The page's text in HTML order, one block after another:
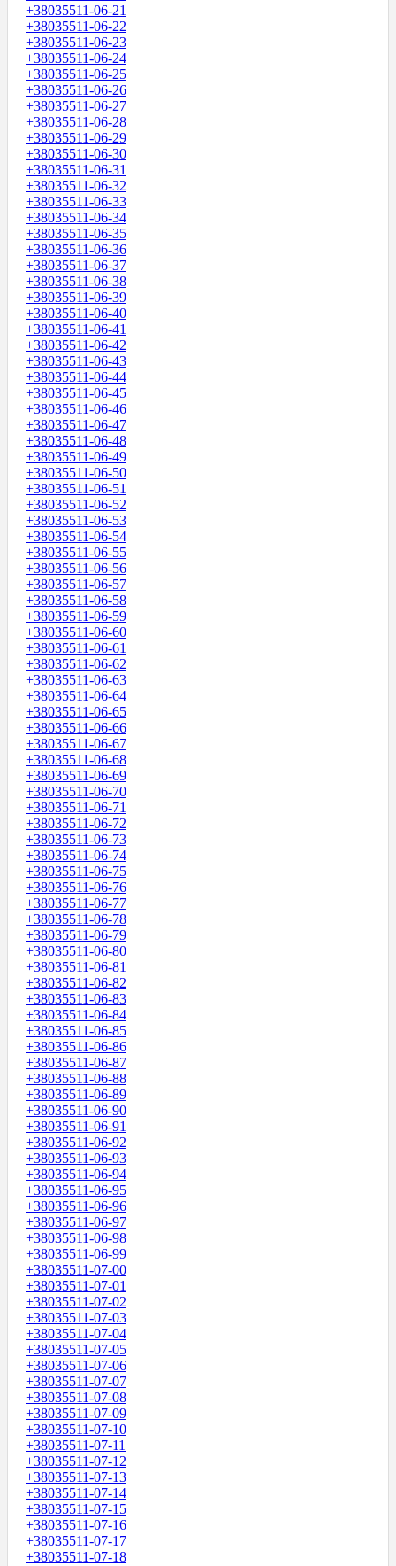
+38035511-06-21
+38035511-06-22
+38035511-06-23
+38035511-06-24
+38035511-06-25
+38035511-06-26
+38035511-06-27
+38035511-06-28
+38035511-06-29
+38035511-06-30
+38035511-06-31
+38035511-06-32
+38035511-06-33
+38035511-06-34
+38035511-06-35
+38035511-06-36
+38035511-06-37
+38035511-06-38
+38035511-06-39
+38035511-06-40
+38035511-06-41
+38035511-06-42
+38035511-06-43
+38035511-06-44
+38035511-06-45
+38035511-06-46
+38035511-06-47
+38035511-06-48
+38035511-06-49
+38035511-06-50
+38035511-06-51
+38035511-06-52
+38035511-06-53
+38035511-06-54
+38035511-06-55
+38035511-06-56
+38035511-06-57
+38035511-06-58
+38035511-06-59
+38035511-06-60
+38035511-06-61
+38035511-06-62
+38035511-06-63
+38035511-06-64
+38035511-06-65
+38035511-06-66
+38035511-06-67
+38035511-06-68
+38035511-06-69
+38035511-06-70
+38035511-06-71
+38035511-06-72
+38035511-06-73
+38035511-06-74
+38035511-06-75
+38035511-06-76
+38035511-06-77
+38035511-06-78
+38035511-06-79
+38035511-06-80
+38035511-06-81
+38035511-06-82
+38035511-06-83
+38035511-06-84
+38035511-06-85
+38035511-06-86
+38035511-06-87
+38035511-06-88
+38035511-06-89
+38035511-06-90
+38035511-06-91
+38035511-06-92
+38035511-06-93
+38035511-06-94
+38035511-06-95
+38035511-06-96
+38035511-06-97
+38035511-06-98
+38035511-06-99
+38035511-07-00
+38035511-07-01
+38035511-07-02
+38035511-07-03
+38035511-07-04
+38035511-07-05
+38035511-07-06
+38035511-07-07
+38035511-07-08
+38035511-07-09
+38035511-07-10
+38035511-07-11
+38035511-07-12
+38035511-07-13
+38035511-07-14
+38035511-07-15
+38035511-07-16
+38035511-07-17
+38035511-07-18